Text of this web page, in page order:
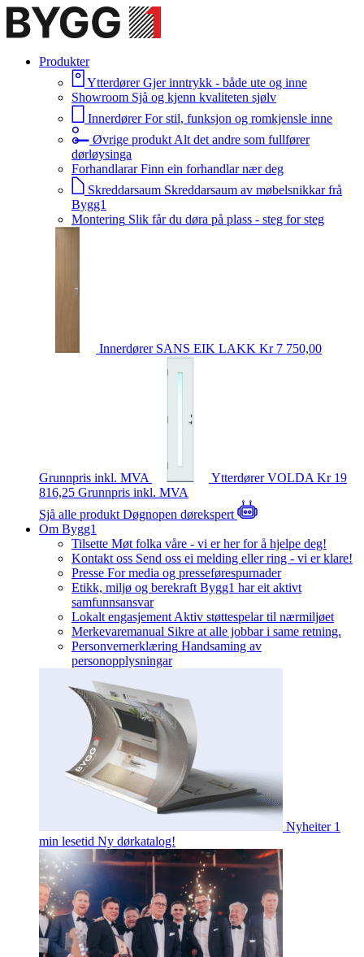
Produkter
Ytterdører Gjer inntrykk - både ute og inne
Showroom Sjå og kjenn kvaliteten sjølv
Innerdører For stil, funksjon og romkjensle inne
Øvrige produkt Alt det andre som fullfører
dørløysinga
Forhandlarar Finn ein forhandlar nær deg
Skreddarsaum Skreddarsaum av møbelsnikkar frå
Bygg1
Montering Slik får du døra på plass - steg for steg
Innerdører SANS EIK LAKK Kr 7 750,00
Grunnpris inkl. MVA YtterdørerVOLDA Kr 19
816,25 Grunnpris inkl. MVA
Sjå alle produkt Døgnopen dørekspert
Om Bygg1
Tilsette Møt folka våre - vi er her for å hjelpe deg!
Kontakt oss Send oss ei melding eller ring - vi er klare!
Presse For media og presseførespurnader
Etikk, miljø og berekraft Bygg1 har eit aktivt
samfunnsansvar
Lokalt engasjement Aktiv støttespelar til nærmiljøet
Merkevaremanual Sikre at alle jobbar i same retning.
Personvernerklæring Handsaming av
personopplysningar
Nyheiter 1
min lesetid Ny dørkatalog!